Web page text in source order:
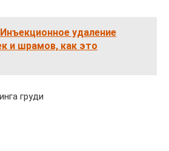
Инъекционное удаление
и шрамов, как это
груди